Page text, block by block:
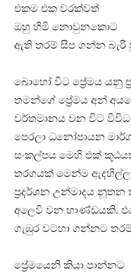
එකම එක වරක්වත්
ඔහු හිමි නොවුනකොට
ඇති තරම් සිප ගන්න
බොහෝ විට ප්‍රේමය යනු
තමන්ගේ ප්‍රේමය අන්
වර්තමානය වන විට
පෙරලා ධනෝපායන
සංකල්පය මෙහි එක්
තරගයක් මෙන්ම
ප්‍රදර්ශන උන්මාදය
අලෙවි වන භාණ්ඩයකි.
ගැඹුර වටහා ගන්නට
ප්‍රේමයෙනි කියා පාන්නට